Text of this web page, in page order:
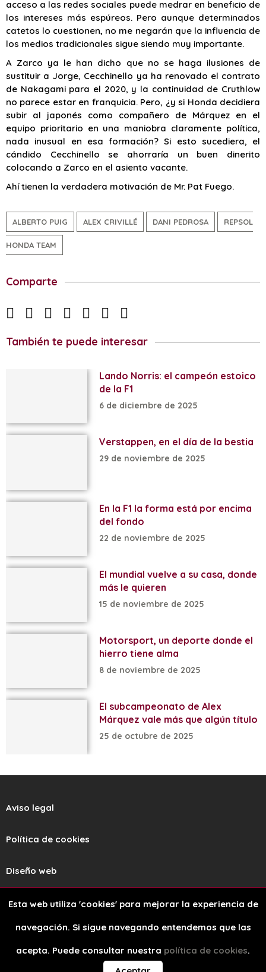
acceso a las redes sociales puede medrar en beneficio de
los intereses más espúreos. Pero aunque determinados
catetos lo cuestionen, no me negarán que la influencia de
los medios tradicionales sigue siendo muy importante.
A Zarco ya le han dicho que no se haga ilusiones de
sustituir a Jorge, Cecchinello ya ha renovado el contrato
de Nakagami para el 2020, y la continuidad de Cruthlow
no parece estar en franquicia. Pero, ¿y si Honda decidiera
subir al japonés como compañero de Márquez en el
equipo prioritario en una maniobra claramente política,
nada inusual en esa formación? Si esto sucediera, el
cándido Cecchinello se ahorraría un buen dinerito
colocando a Zarco en el asiento vacante.
Ahí tienen la verdadera motivación de Mr. Pat Fuego.
ALBERTO PUIG ALEX CRIVILLÉ DANI PEDROSA REPSOL
HONDA TEAM
Comparte
También te puede interesar
Lando Norris: el campeón estoico
de la F1
6 de diciembre de 2025
Verstappen, en el día de la bestia
29 de noviembre de 2025
En la F1 la forma está por encima
del fondo
22 de noviembre de 2025
El mundial vuelve a su casa, donde
más le quieren
15 de noviembre de 2025
Motorsport, un deporte donde el
hierro tiene alma
8 de noviembre de 2025
El subcampeonato de Alex
Márquez vale más que algún título
25 de octubre de 2025
Aviso legal
Política de cookies
Diseño web
Copyright © 2026
Esta web utiliza 'cookies' para mejorar la experiencia de
navegación. Si sigue navegando entendemos que las
acepta. Puede consultar nuestra política de cookies.